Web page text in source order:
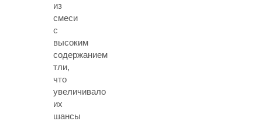
из
смеси
с
высоким
содержанием
тли,
что
увеличивало
их
шансы